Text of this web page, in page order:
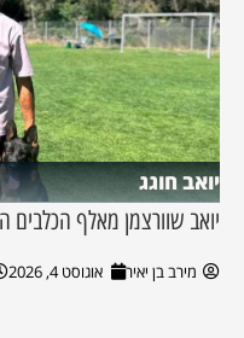
יואב חוגג
יואב שוורצמן מאלף הכלבים
מירב בן יאיר אוגוסט 4, 2026